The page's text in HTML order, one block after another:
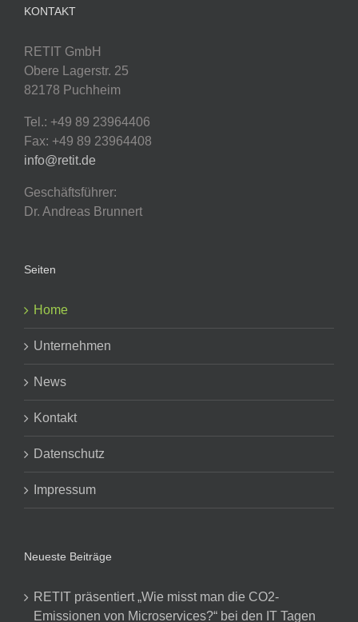
KONTAKT
RETIT GmbH
Obere Lagerstr. 25
82178 Puchheim
Tel.: +49 89 23964406
Fax: +49 89 23964408
info@retit.de
Geschäftsführer:
Dr. Andreas Brunnert
Seiten
Home
Unternehmen
News
Kontakt
Datenschutz
Impressum
Neueste Beiträge
RETIT präsentiert „Wie misst man die CO2-
Emissionen von Microservices?“ bei den IT Tagen